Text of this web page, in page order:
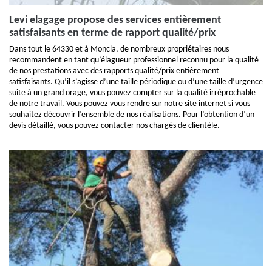
Levi elagage propose des services entièrement
satisfaisants en terme de rapport qualité/prix
Dans tout le 64330 et à Moncla, de nombreux propriétaires nous
recommandent en tant qu’élagueur professionnel reconnu pour la qualité
de nos prestations avec des rapports qualité/prix entièrement
satisfaisants. Qu’il s’agisse d’une taille périodique ou d’une taille d’urgence
suite à un grand orage, vous pouvez compter sur la qualité irréprochable
de notre travail. Vous pouvez vous rendre sur notre site internet si vous
souhaitez découvrir l’ensemble de nos réalisations. Pour l’obtention d’un
devis détaillé, vous pouvez contacter nos chargés de clientèle.